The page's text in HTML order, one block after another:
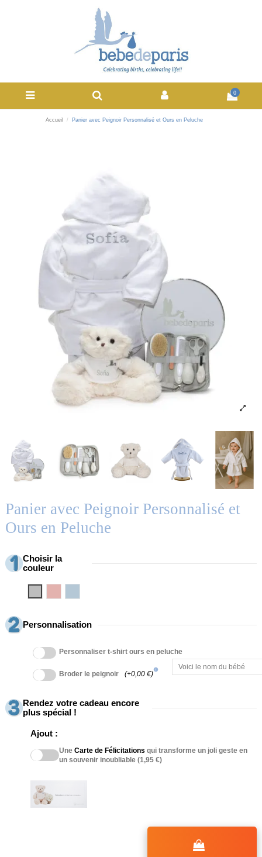
0
Accueil Panier avec Peignoir Personnalisé et Ours en Peluche
Panier avec Peignoir Personnalisé et
Ours en Peluche
Choisir la
couleur
Personnalisation
Personnaliser t-shirt ours en peluche
Broder le peignoir (+0,00 €)
info
Rendez votre cadeau encore
plus spécial !
Ajout :
Une Carte de Félicitations qui transforme un joli geste en
un souvenir inoubliable (1,95 €)